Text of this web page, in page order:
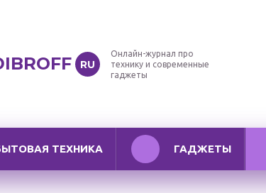
RU
Онлайн-журнал про
технику и современные
гаджеты
ТЕХНИКА ГАДЖЕТЫ